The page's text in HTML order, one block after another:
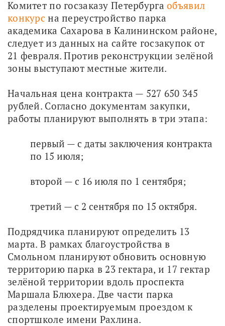
Комитет по госзаказу Петербурга объявил
конкурс на переустройство парка
академика Сахарова в Калининском районе,
следует из данных на сайте госзакупок от
21 февраля. Против реконструкции зелёной
зоны выступают местные жители.
Начальная цена контракта — 527 650 345
рублей. Согласно документам закупки,
работы планируют выполнять в три этапа:
первый — с даты заключения контракта
по 15 июля;
второй — с 16 июля по 1 сентября;
третий — с 2 сентября по 15 октября.
Подрядчика планируют определить 13
марта. В рамках благоустройства в
Смольном планируют обновить основную
территорию парка в 23 гектара, и 17 гектар
зелёной территории вдоль проспекта
Маршала Блюхера. Две части парка
разделены проектируемым проездом к
спортшколе имени Рахлина.